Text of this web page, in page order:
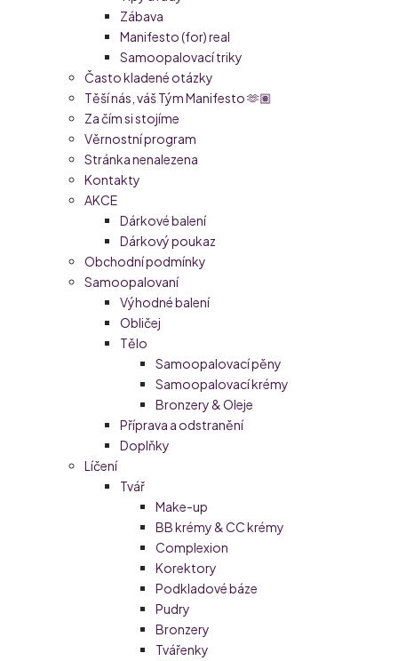
Zábava
Manifesto (for) real
Samoopalovací triky
Často kladené otázky
Těší nás, váš Tým Manifesto 🫶🏽
Za čím si stojíme
Věrnostní program
Stránka nenalezena
Kontakty
AKCE
Dárkové balení
Dárkový poukaz
Obchodní podmínky
Samoopalovaní
Výhodné balení
Obličej
Tělo
Samoopalovací pěny
Samoopalovací krémy
Bronzery & Oleje
Příprava a odstranění
Doplňky
Líčení
Tvář
Make-up
BB krémy & CC krémy
Complexion
Korektory
Podkladové báze
Pudry
Bronzery
Tvářenky